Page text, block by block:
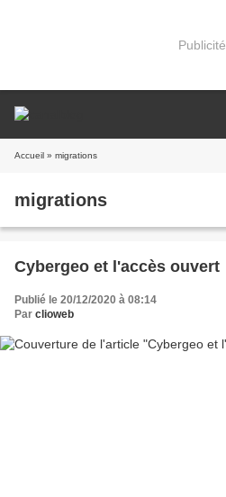
Publicité
Accueil » migrations
migrations
Cybergeo et l'accès ouvert
Publié le 20/12/2020 à 08:14
Par clioweb